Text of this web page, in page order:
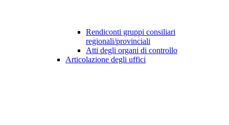
Rendiconti gruppi consiliari
regionali/provinciali
Atti degli organi di controllo
Articolazione degli uffici